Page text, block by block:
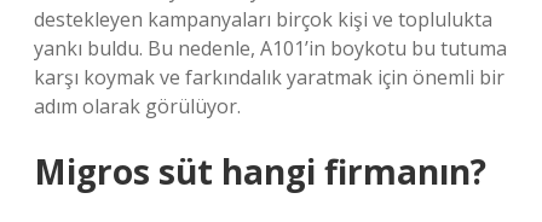
destekleyen kampanyaları birçok kişi ve toplulukta
yankı buldu. Bu nedenle, A101’in boykotu bu tutuma
karşı koymak ve farkındalık yaratmak için önemli bir
adım olarak görülüyor.
Migros süt hangi firmanın?